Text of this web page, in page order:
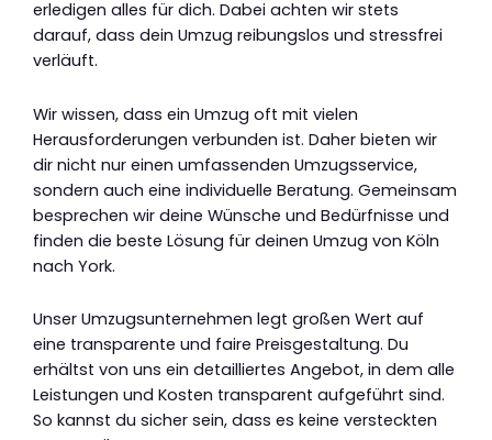
erledigen alles für dich. Dabei achten wir stets
darauf, dass dein Umzug reibungslos und stressfrei
verläuft.
Wir wissen, dass ein Umzug oft mit vielen
Herausforderungen verbunden ist. Daher bieten wir
dir nicht nur einen umfassenden Umzugsservice,
sondern auch eine individuelle Beratung. Gemeinsam
besprechen wir deine Wünsche und Bedürfnisse und
finden die beste Lösung für deinen Umzug von Köln
nach York.
Unser Umzugsunternehmen legt großen Wert auf
eine transparente und faire Preisgestaltung. Du
erhältst von uns ein detailliertes Angebot, in dem alle
Leistungen und Kosten transparent aufgeführt sind.
So kannst du sicher sein, dass es keine versteckten